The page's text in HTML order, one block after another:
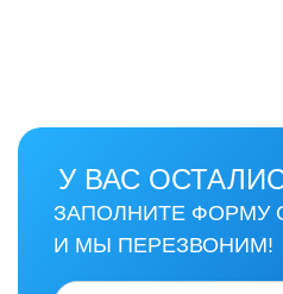
У ВАС
ЗАПОЛНИТЕ ФОРМУ
И МЫ ПЕРЕЗВОНИМ!